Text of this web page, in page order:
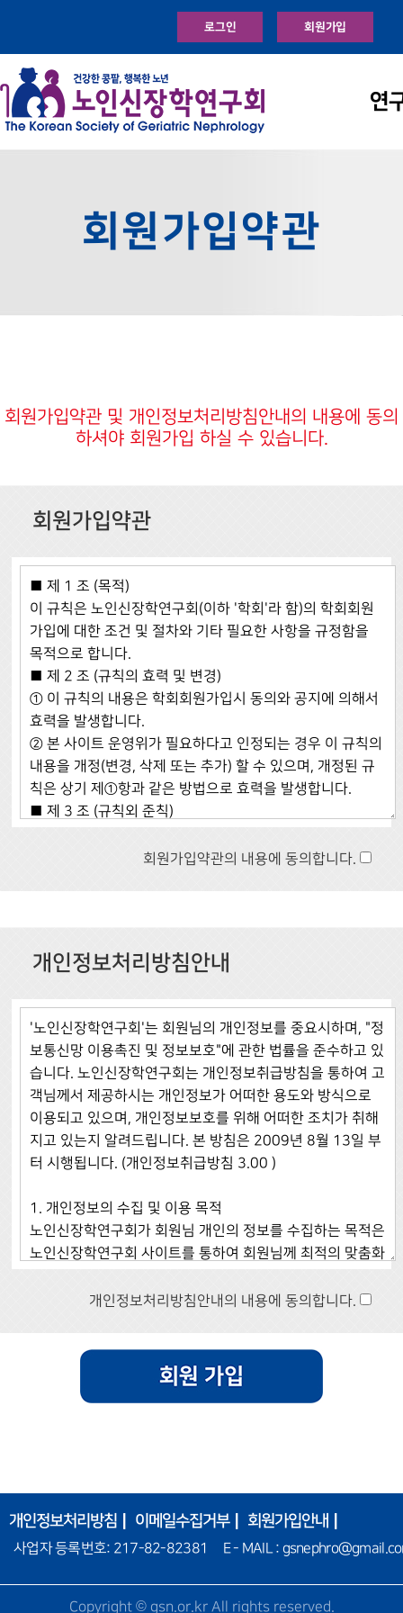
로그인 회원가입
연
회원가입약관
회원가입약관 및 개인정보처리방침안내의 내용에 동의
하셔야 회원가입 하실 수 있습니다.
회원가입약관
회원가입약관의 내용에 동의합니다.
개인정보처리방침안내
개인정보처리방침안내의 내용에 동의합니다.
개인정보처리방침 이메일수집거부 회원가입안내
사업자 등록번호: 217-82-82381 E - MAIL :
Copyright © gsn.or.kr All rights reserved.